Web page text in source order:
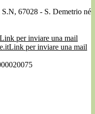
67028 - S. Demetrio né
Link per inviare una mail
Link per inviare una mail